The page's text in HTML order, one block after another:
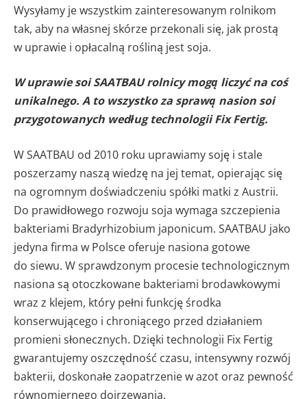
Wysyłamy je wszystkim zainteresowanym rolnikom
tak, aby na własnej skórze przekonali się, jak prostą
w uprawie i opłacalną rośliną jest soja.
W uprawie soi SAATBAU rolnicy mogą liczyć na coś
unikalnego. A to wszystko za sprawą nasion soi
przygotowanych według technologii Fix Fertig.
W SAATBAU od 2010 roku uprawiamy soję i stale
poszerzamy naszą wiedzę na jej temat, opierając się
na ogromnym doświadczeniu spółki matki z Austrii.
Do prawidłowego rozwoju soja wymaga szczepienia
bakteriami Bradyrhizobium japonicum. SAATBAU jako
jedyna firma w Polsce oferuje nasiona gotowe
do siewu. W sprawdzonym procesie technologicznym
nasiona są otoczkowane bakteriami brodawkowymi
wraz z klejem, który pełni funkcję środka
konserwującego i chroniącego przed działaniem
promieni słonecznych. Dzięki technologii Fix Fertig
gwarantujemy oszczędność czasu, intensywny rozwój
bakterii, doskonałe zaopatrzenie w azot oraz pewność
równomiernego dojrzewania.